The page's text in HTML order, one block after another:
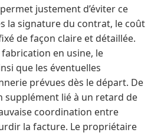
justement d’éviter ce
la signature du contrat, le coût
de façon claire et détaillée.
en usine, le
que les éventuelles
prévues dès le départ. De
supplément lié à un retard de
coordination entre
la facture. Le propriétaire